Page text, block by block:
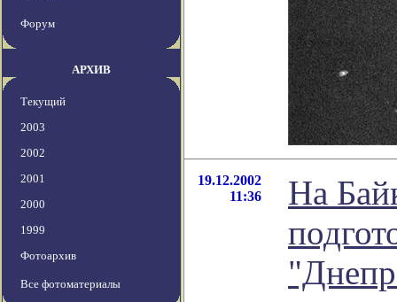
Форум
АРХИВ
Текущий
2003
2002
2001
2000
1999
Фотоархив
Все фотоматериалы
19.12.2002
11:36
На